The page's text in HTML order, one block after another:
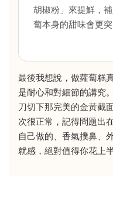
胡椒粉」來提鮮，
蔔本身的甜味會更突
最後我想說，做蘿蔔糕
是耐心和對細節的講究
刀切下那完美的金黃截
次很正常，記得問題出
自己做的、香氣撲鼻、
就感，絕對值得你花上